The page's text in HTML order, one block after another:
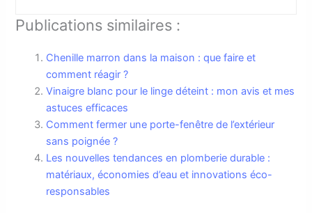
Publications similaires :
Chenille marron dans la maison : que faire et
comment réagir ?
Vinaigre blanc pour le linge déteint : mon avis et mes
astuces efficaces
Comment fermer une porte-fenêtre de l’extérieur
sans poignée ?
Les nouvelles tendances en plomberie durable :
matériaux, économies d’eau et innovations éco-
responsables